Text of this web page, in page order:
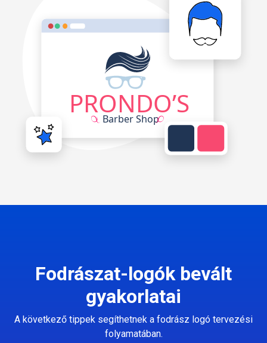
Fodrászat-logók bevált
gyakorlatai
A következő tippek segíthetnek a fodrász logó tervezési
folyamatában.